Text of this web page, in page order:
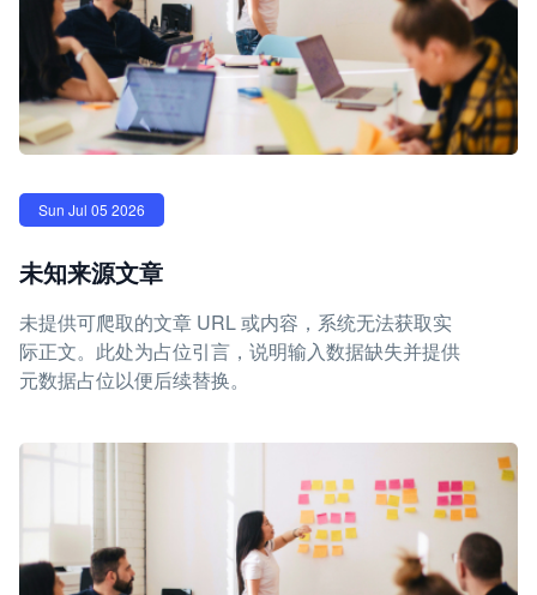
Sun Jul 05 2026
未知来源文章
未提供可爬取的文章 URL 或内容，系统无法获取实
际正文。此处为占位引言，说明输入数据缺失并提供
元数据占位以便后续替换。